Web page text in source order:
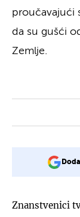
proučavajući
da su gušći
Zemlje.
Znanstvenici